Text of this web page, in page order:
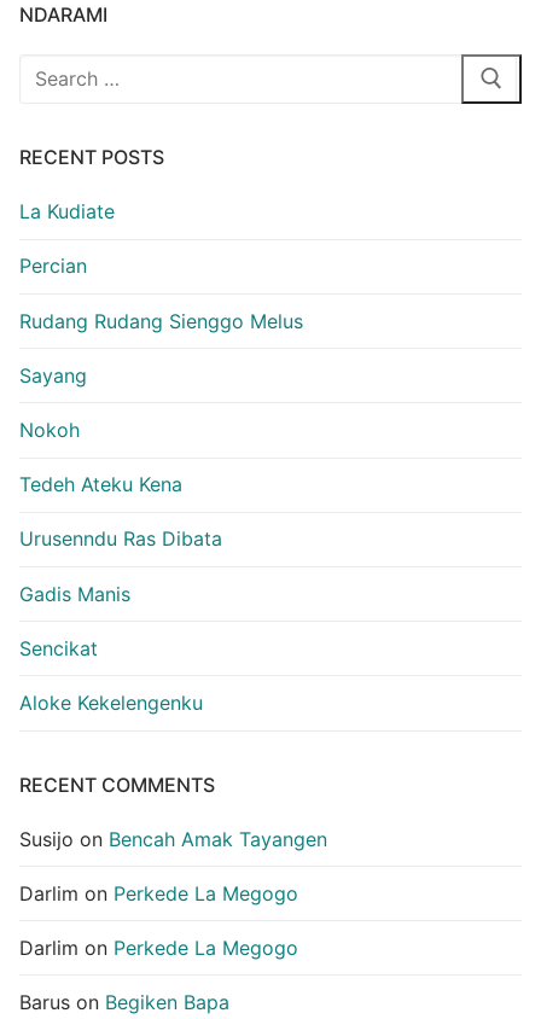
NDARAMI
Search
RECENT POSTS
La Kudiate
Percian
Rudang Rudang Sienggo Melus
Sayang
Nokoh
Tedeh Ateku Kena
Urusenndu Ras Dibata
Gadis Manis
Sencikat
Aloke Kekelengenku
RECENT COMMENTS
Susijo on Bencah Amak Tayangen
Darlim on Perkede La Megogo
Darlim on Perkede La Megogo
Barus on Begiken Bapa